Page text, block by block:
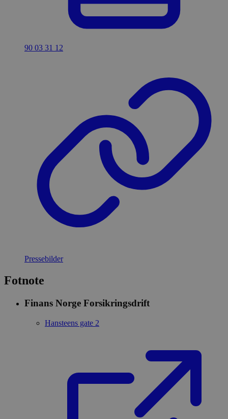
90 03 31 12
Pressebilder
Fotnote
Finans Norge Forsikringsdrift
Hansteens gate 2